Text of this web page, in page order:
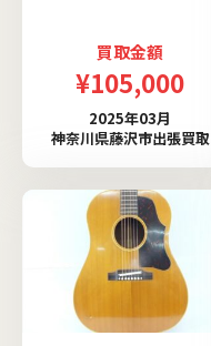
買取金額
¥105,000
2025年03月
神奈川県藤沢市出張買取